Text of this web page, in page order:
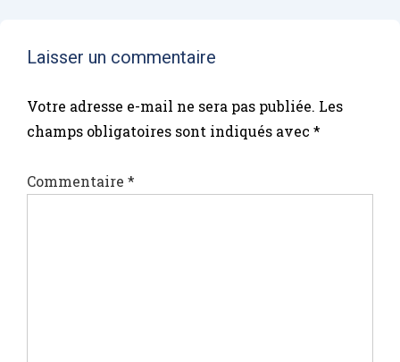
Laisser un commentaire
Votre adresse e-mail ne sera pas publiée. Les
champs obligatoires sont indiqués avec *
Commentaire *